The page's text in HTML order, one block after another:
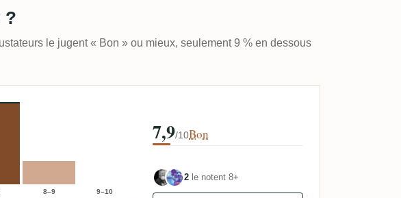
?
le jugent « Bon » ou mieux, seulement 9 % en dessous
8–9 9–10
7,9/10Bon
2 le notent 8+